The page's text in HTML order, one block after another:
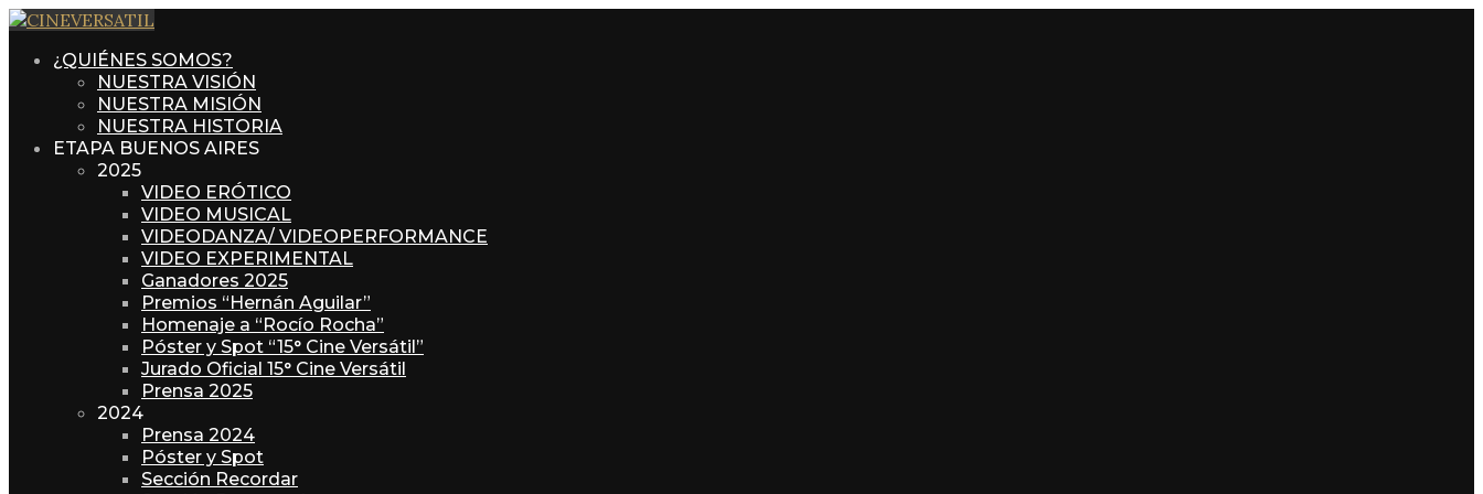
¿QUIÉNES SOMOS?
NUESTRA VISIÓN
NUESTRA MISIÓN
NUESTRA HISTORIA
ETAPA BUENOS AIRES
2025
VIDEO ERÓTICO
VIDEO MUSICAL
VIDEODANZA/ VIDEOPERFORMANCE
VIDEO EXPERIMENTAL
Ganadores 2025
Premios “Hernán Aguilar”
Homenaje a “Rocío Rocha”
Póster y Spot “15° Cine Versátil”
Jurado Oficial 15° Cine Versátil
Prensa 2025
2024
Prensa 2024
Póster y Spot
Sección Recordar